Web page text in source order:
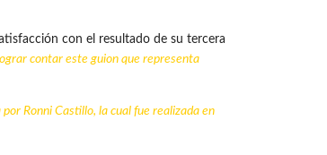
con el resultado de su tercera
contar este guion que representa
Ronni Castillo, la cual fue realizada en